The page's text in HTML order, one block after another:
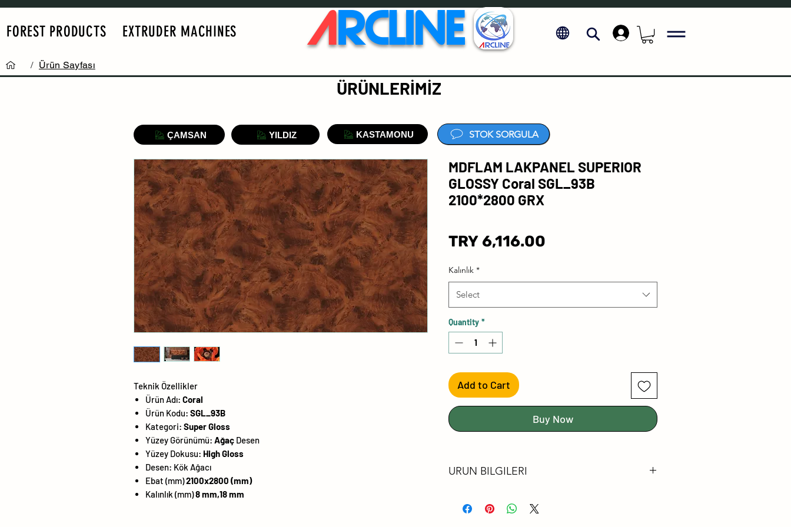
FOREST PRODUCTS EXTRUDER MACHINES ARCLINE .
/ Ürün Sayfası
Teknik Özellikler
Ürün Adı: Coral
Ürün Kodu: SGL_93B
Kategori: Super Gloss
Yüzey Görünümü: Ağaç Desen
Yüzey Dokusu: High Gloss
Desen: Kök Ağacı
Ebat (mm)2100x2800 (mm)
Kalınlık (mm)8 mm,18 mm
MDFLAM LAKPANEL SUPERIOR
GLOSSY Coral SGL_93B
2100*2800 GRX
TRY 6,116.00
Kalınlık *
Select
Quantity *
Add to Cart
Buy Now
URUN BILGILERI
LÜTFEN FSC® SERTİFİKALI
ÇAMSAN YILDIZ KASTAMONU
ÜRÜNLERİMİZ
STOK SORGULA